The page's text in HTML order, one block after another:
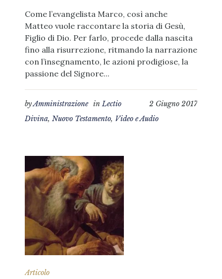
Come l’evangelista Marco, così anche
Matteo vuole raccontare la storia di Gesù,
Figlio di Dio. Per farlo, procede dalla nascita
fino alla risurrezione, ritmando la narrazione
con l’insegnamento, le azioni prodigiose, la
passione del Signore...
2 Giugno 2017
byAmministrazione inLectio
Divina, Nuovo Testamento, Video e Audio
Articolo